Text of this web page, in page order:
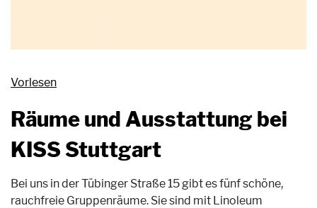
Vorlesen
Räume und Ausstattung bei
KISS Stuttgart
Bei uns in der Tübinger Straße 15 gibt es fünf schöne,
rauchfreie Gruppenräume. Sie sind mit Linoleum